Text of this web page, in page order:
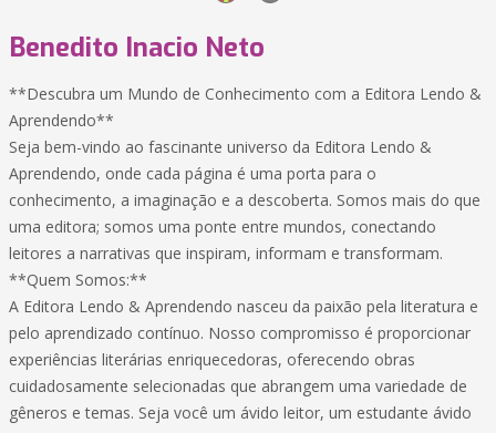
Benedito Inacio Neto
**Descubra um Mundo de Conhecimento com a Editora Lendo &
Aprendendo**
Seja bem-vindo ao fascinante universo da Editora Lendo &
Aprendendo, onde cada página é uma porta para o
conhecimento, a imaginação e a descoberta. Somos mais do que
uma editora; somos uma ponte entre mundos, conectando
leitores a narrativas que inspiram, informam e transformam.
**Quem Somos:**
A Editora Lendo & Aprendendo nasceu da paixão pela literatura e
pelo aprendizado contínuo. Nosso compromisso é proporcionar
experiências literárias enriquecedoras, oferecendo obras
cuidadosamente selecionadas que abrangem uma variedade de
gêneros e temas. Seja você um ávido leitor, um estudante ávido